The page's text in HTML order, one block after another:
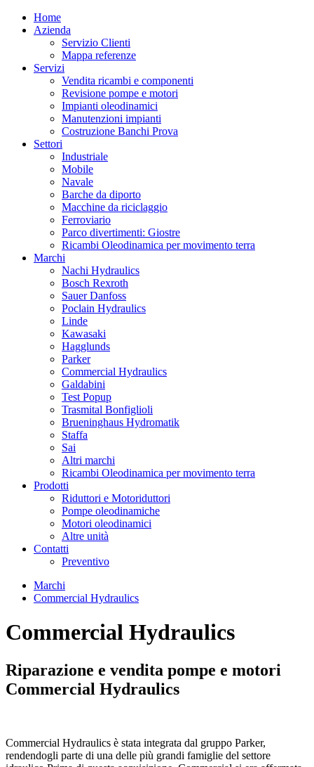
Home
Azienda
Servizio Clienti
Mappa referenze
Servizi
Vendita ricambi e componenti
Revisione pompe e motori
Impianti oleodinamici
Manutenzioni impianti
Costruzione Banchi Prova
Settori
Industriale
Mobile
Navale
Barche da diporto
Macchine da riciclaggio
Ferroviario
Parco divertimenti: Giostre
Ricambi Oleodinamica per movimento terra
Marchi
Nachi Hydraulics
Bosch Rexroth
Sauer Danfoss
Poclain Hydraulics
Linde
Kawasaki
Hagglunds
Parker
Commercial Hydraulics
Galdabini
Test Popup
Trasmital Bonfiglioli
Brueninghaus Hydromatik
Staffa
Sai
Altri marchi
Ricambi Oleodinamica per movimento terra
Prodotti
Riduttori e Motoriduttori
Pompe oleodinamiche
Motori oleodinamici
Altre unità
Contatti
Preventivo
Marchi
Commercial Hydraulics
Commercial Hydraulics
Riparazione e vendita pompe e motori
Commercial Hydraulics
Commercial Hydraulics è stata integrata dal gruppo Parker,
rendendogli parte di una delle più grandi famiglie del settore